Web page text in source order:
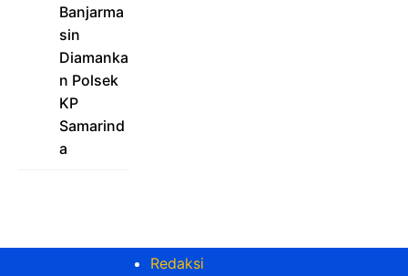
Banjarma
sin
Diamanka
n Polsek
KP
Samarind
a
Redaksi